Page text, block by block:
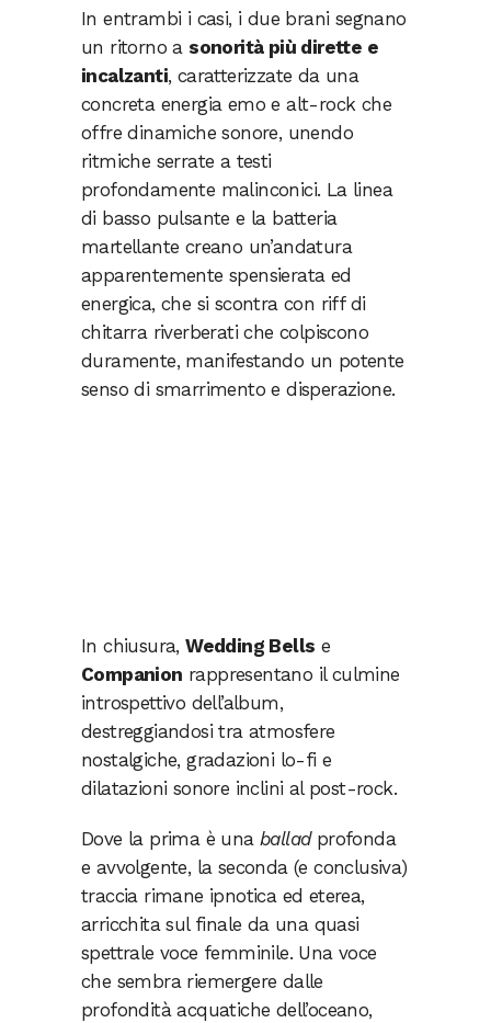
In entrambi i casi, i due brani segnano
un ritorno a sonorità più dirette e
incalzanti, caratterizzate da una
concreta energia emo e alt-rock che
offre dinamiche sonore, unendo
ritmiche serrate a testi
profondamente malinconici. La linea
di basso pulsante e la batteria
martellante creano un’andatura
apparentemente spensierata ed
energica, che si scontra con riff di
chitarra riverberati che colpiscono
duramente, manifestando un potente
senso di smarrimento e disperazione.
In chiusura,Wedding Bells e
Companion rappresentano il culmine
introspettivo dell’album,
destreggiandosi tra atmosfere
nostalgiche, gradazioni lo-fi e
dilatazioni sonore inclini al post-rock.
Dove la prima è una balladprofonda
e avvolgente, la seconda (e conclusiva)
traccia rimane ipnotica ed eterea,
arricchita sul finale da una quasi
spettrale voce femminile. Una voce
che sembra riemergere dalle
profondità acquatiche dell’oceano,